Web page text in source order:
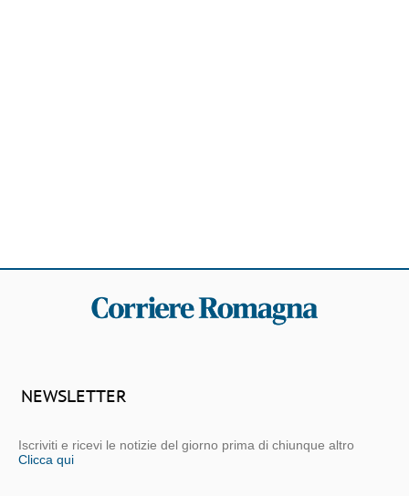
NEWSLETTER
Iscriviti e ricevi le notizie del giorno prima di chiunque altro
Clicca qui